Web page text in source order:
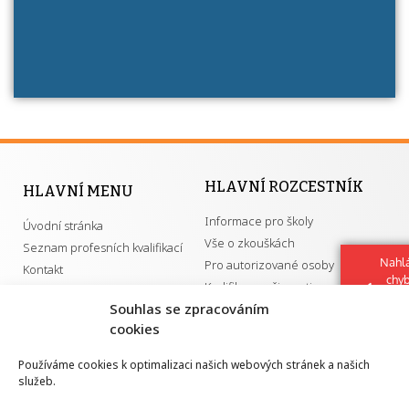
Souhlas se zpracováním
cookies
Používáme cookies k optimalizaci našich webových stránek a našich
služeb.
HLAVNÍ MENU
Úvodní stránka
Seznam profesních kvalifikací
Kontakt
HLAVNÍ ROZCESTNÍK
Informace pro školy
Vše o zkouškách
Pro autorizované osoby
Kvalifikace a živnosti
GDPR